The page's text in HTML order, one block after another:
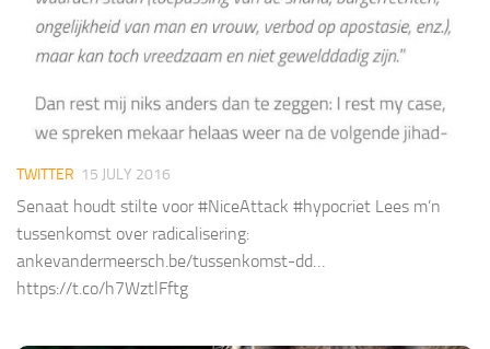
TWITTER 15 JULY 2016
Senaat houdt stilte voor #NiceAttack #hypocriet Lees m’n
tussenkomst over radicalisering:
ankevandermeersch.be/tussenkomst-dd…
https://t.co/h7WztlFftg